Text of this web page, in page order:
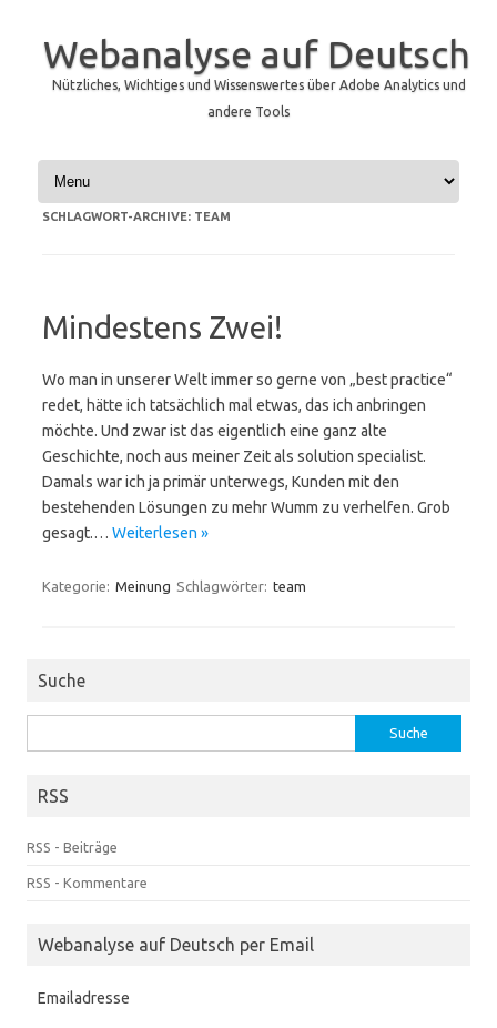
Webanalyse auf Deutsch
Nützliches, Wichtiges und Wissenswertes über Adobe Analytics und
andere Tools
Zum Inhalt springen
SCHLAGWORT-ARCHIVE: TEAM
Mindestens Zwei!
Wo man in unserer Welt immer so gerne von „best practice“
redet, hätte ich tatsächlich mal etwas, das ich anbringen
möchte. Und zwar ist das eigentlich eine ganz alte
Geschichte, noch aus meiner Zeit als solution specialist.
Damals war ich ja primär unterwegs, Kunden mit den
bestehenden Lösungen zu mehr Wumm zu verhelfen. Grob
gesagt.… Weiterlesen »
Kategorie: Meinung Schlagwörter: team
Suche
nach:
RSS
RSS - Beiträge
RSS - Kommentare
Webanalyse auf Deutsch per Email
Emailadresse